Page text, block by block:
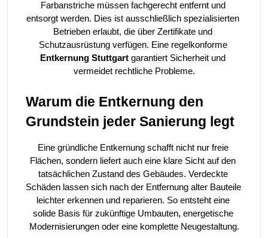
Farbanstriche müssen fachgerecht entfernt und
entsorgt werden. Dies ist ausschließlich spezialisierten
Betrieben erlaubt, die über Zertifikate und
Schutzausrüstung verfügen. Eine regelkonforme
Entkernung Stuttgart garantiert Sicherheit und
vermeidet rechtliche Probleme.
Warum die Entkernung den
Grundstein jeder Sanierung legt
Eine gründliche Entkernung schafft nicht nur freie
Flächen, sondern liefert auch eine klare Sicht auf den
tatsächlichen Zustand des Gebäudes. Verdeckte
Schäden lassen sich nach der Entfernung alter Bauteile
leichter erkennen und reparieren. So entsteht eine
solide Basis für zukünftige Umbauten, energetische
Modernisierungen oder eine komplette Neugestaltung.